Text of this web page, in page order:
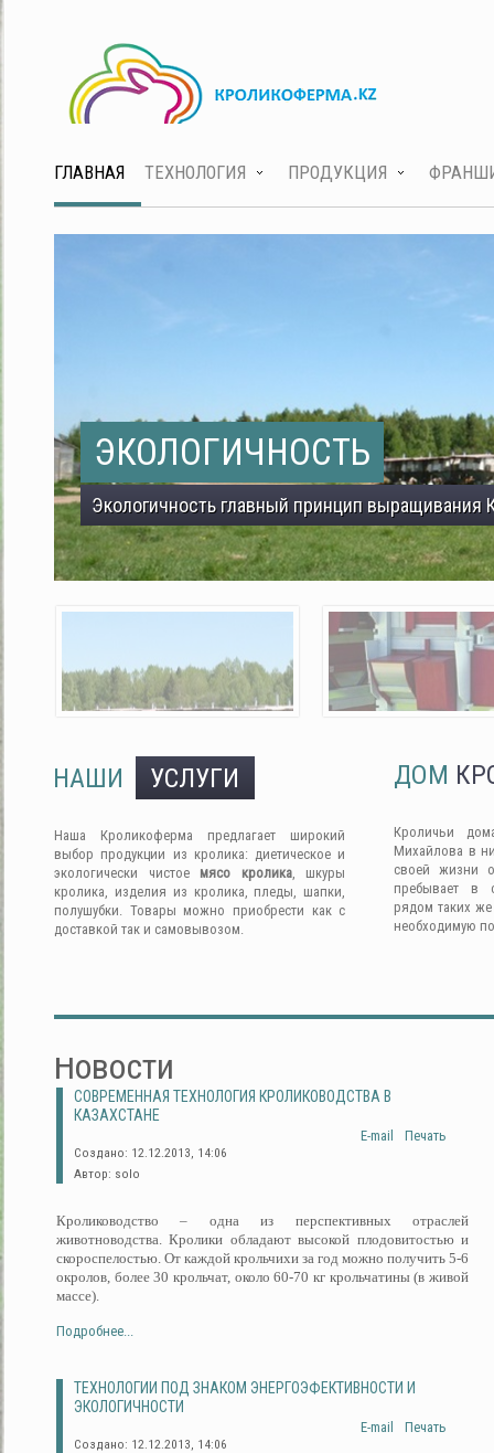
ГЛАВНАЯ ТЕХНОЛОГИЯ ПРОДУКЦИЯ
ЭКОЛОГИЧНОСТЬ
Экологичность главный принцип выращивания
НАШИ УСЛУГИ
Наша Кроликоферма предлагает широкий
выбор продукции из кролика: диетическое и
экологически чистое мясо кролика, шкуры
кролика, изделия из кролика, пледы, шапки,
полушубки. Товары можно приобрести как с
доставкой так и самовывозом.
ДОМ
Кроличьи
Михайлова в
своей жизни
пребывает в
рядом таких
необходимую
Новости
СОВРЕМЕННАЯ ТЕХНОЛОГИЯ КРОЛИКОВОДСТВА В
КАЗАХСТАНЕ
Печать
E-mail
Создано: 12.12.2013, 14:06
Автор: solo
Кролиководство – одна из перспективных отраслей
животноводства. Кролики обладают высокой плодовитостью и
скороспелостью. От каждой крольчихи за год можно получить 5-6
окролов, более 30 крольчат, около 60-70 кг крольчатины (в живой
массе).
Подробнее...
ТЕХНОЛОГИИ ПОД ЗНАКОМ ЭНЕРГОЭФЕКТИВНОСТИ И
ЭКОЛОГИЧНОСТИ
Печать
E-mail
Создано: 12.12.2013, 14:06